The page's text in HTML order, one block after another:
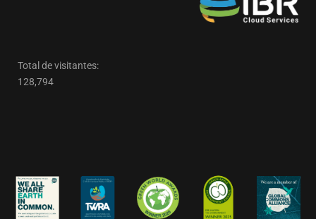
Total de visitantes:
128,794